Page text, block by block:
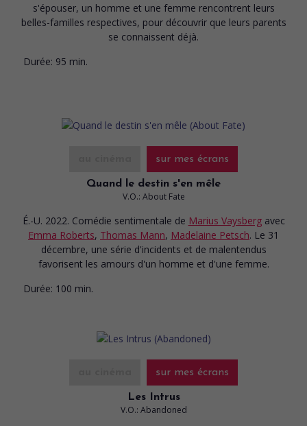
s'épouser, un homme et une femme rencontrent leurs
belles-familles respectives, pour découvrir que leurs parents
se connaissent déjà.
Durée: 95 min.
sur mes écrans
Quand le destin s'en mêle
V.O.: About Fate
É.-U. 2022. Comédie sentimentale de Marius Vaysberg avec
Emma Roberts, Thomas Mann, Madelaine Petsch. Le 31
décembre, une série d'incidents et de malentendus
favorisent les amours d'un homme et d'une femme.
Durée: 100 min.
sur mes écrans
Les Intrus
V.O.: Abandoned